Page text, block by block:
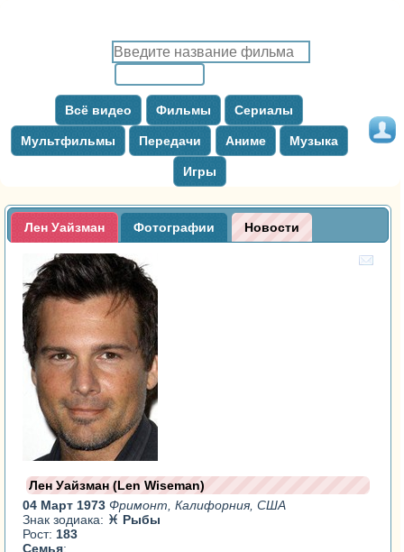
Всё видео Фильмы Сериалы
Мультфильмы Передачи Аниме Музыка
Игры
Лен Уайзман Фотографии Новости
Лен Уайзман (Len Wiseman)
04 Март 1973Фримонт, Калифорния, США
Знак зодиака: ♓ Рыбы
Рост: 183
Семья: